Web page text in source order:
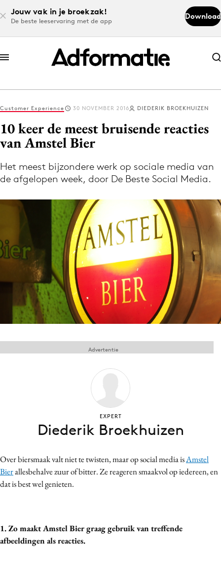
Jouw vak in je broekzak!
De beste leeservaring met de app
Download
Abonneer nu
Abonneer nu
Log in
Volg het laatste nieuws via de Adformatie
Nieuws app
Menu
Home
9 sept: GenAI-training
12 nov: MarketingLive!
Adverteren
Events
Opleidingen
Artificial Intelligence
Campagnes
Carriere
Customer Experience
Data & Insights
Customer Experience 30 NOVEMBER 2016 DIEDERIK BROEKHUIZEN
10 keer de meest bruisende reacties
van Amstel Bier
Het meest bijzondere werk op sociale media van
de afgelopen week, door De Beste Social Media.
Over biersmaak valt niet te twisten, maar op social media isAmstel
Bierallesbehalve zuur of bitter. Ze reageren smaakvol op iedereen, en
dat is best wel genieten.
1. Zo maakt Amstel Bier graag gebruik van treffende
afbeeldingen als reacties.
Advertentie
EXPERT
Diederik Broekhuizen